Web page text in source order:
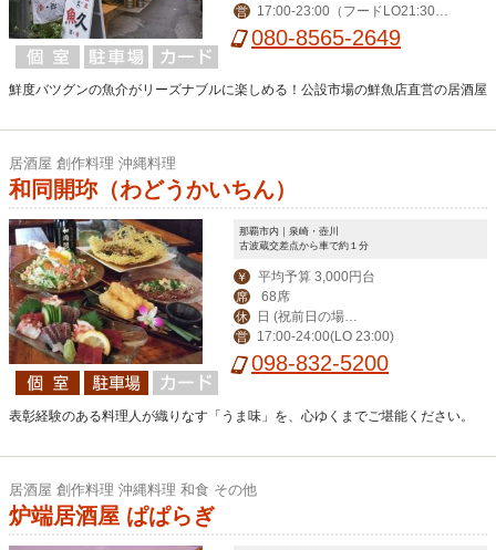
営
17:00-23:00（フードLO21:30・
ドリンク22：30）金・土17:00-24:00
080-8565-2649
鮮度バツグンの魚介がリーズナブルに楽しめる！公設市場の鮮魚店直営の居酒屋
居酒屋 創作料理 沖縄料理
和同開珎（わどうかいちん）
那覇市内｜泉崎・壺川
古波蔵交差点から車で約１分
￥ 平均予算 3,000円台
席 68席
休
は営業、翌日休み)
営 17:00-24:00(LO 23:00)
098-832-5200
表彰経験のある料理人が織りなす「うま味」を、心ゆくまでご堪能ください。
居酒屋 創作料理 沖縄料理 和食 その他
炉端居酒屋 ぱぱらぎ